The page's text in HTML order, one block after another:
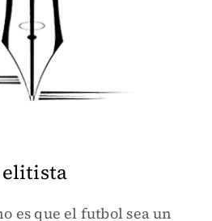
es que el futbol sea un